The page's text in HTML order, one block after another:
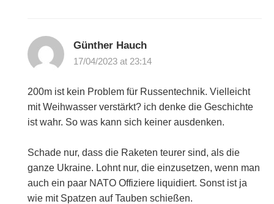
Günther Hauch
17/04/2023 at 23:14
200m ist kein Problem für Russentechnik. Vielleicht
mit Weihwasser verstärkt? ich denke die Geschichte
ist wahr. So was kann sich keiner ausdenken.
Schade nur, dass die Raketen teurer sind, als die
ganze Ukraine. Lohnt nur, die einzusetzen, wenn man
auch ein paar NATO Offiziere liquidiert. Sonst ist ja
wie mit Spatzen auf Tauben schießen.